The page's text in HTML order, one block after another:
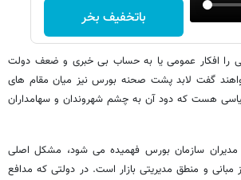
باتخفیف بخر
را افکار عمومی یا به حساب بی خبری و ضعف دولت
گفت لابد پشت صحنه بورس نیز میان مقام های
هست که دود آن به چشم شهروندان و سهامداران
مدیران سازمان بورس فهمیده می شود، مشکل اصلی
مبانی و منطق مدیریتی بازار است. در دولتی که مدافع